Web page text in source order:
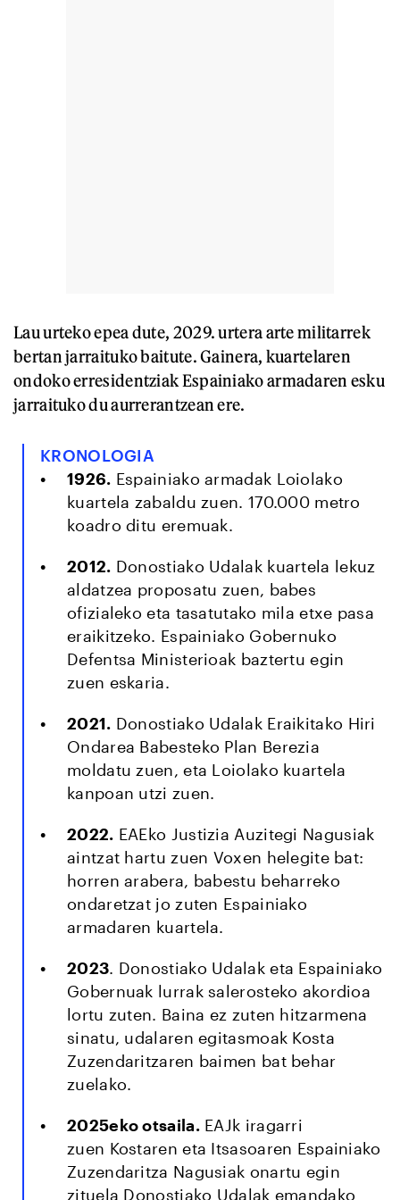
Lau urteko epea dute, 2029. urtera arte militarrek
bertan jarraituko baitute. Gainera, kuartelaren
ondoko erresidentziak Espainiako armadaren esku
jarraituko du aurrerantzean ere.
KRONOLOGIA
1926. Espainiako armadak Loiolako
kuartela zabaldu zuen. 170.000 metro
koadro ditu eremuak.
2012. Donostiako Udalak kuartela lekuz
aldatzea proposatu zuen, babes
ofizialeko eta tasatutako mila etxe pasa
eraikitzeko. Espainiako Gobernuko
Defentsa Ministerioak baztertu egin
zuen eskaria.
2021. Donostiako Udalak Eraikitako Hiri
Ondarea Babesteko Plan Berezia
moldatu zuen, eta Loiolako kuartela
kanpoan utzi zuen.
2022. EAEko Justizia Auzitegi Nagusiak
aintzat hartu zuen Voxen helegite bat:
horren arabera, babestu beharreko
ondaretzat jo zuten Espainiako
armadaren kuartela.
2023. Donostiako Udalak eta Espainiako
Gobernuak lurrak salerosteko akordioa
lortu zuten. Baina ez zuten hitzarmena
sinatu, udalaren egitasmoak Kosta
Zuzendaritzaren baimen bat behar
zuelako.
2025eko otsaila.EAJk iragarri
zuen Kostaren eta Itsasoaren Espainiako
Zuzendaritza Nagusiak onartu egin
zituela Donostiako Udalak emandako